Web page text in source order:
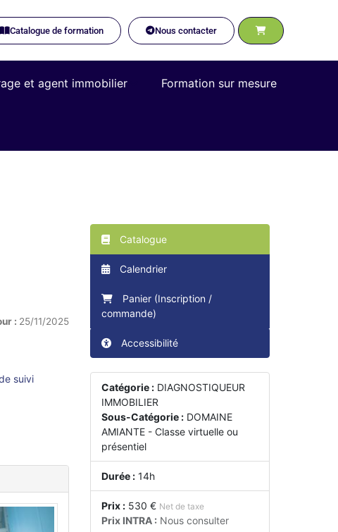
Catalogue de formation Nous contacter
et agent immobilier Formation sur mesure
: 25/11/2025
suivi
Catalogue
Calendrier
Panier (Inscription /
commande)
Accessibilité
Catégorie : DIAGNOSTIQUEUR
IMMOBILIER
Sous-Catégorie : DOMAINE
AMIANTE - Classe virtuelle ou
présentiel
Durée : 14h
Prix : 530 € Net de taxe
Prix INTRA : Nous consulter